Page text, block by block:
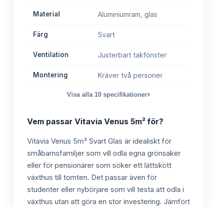
Material Aluminiumram, glas
Färg Svart
Ventilation Justerbart takfönster
Montering Kräver två personer
Visa alla 10 specifikationer›
Vem passar Vitavia Venus 5m² för?
Vitavia Venus 5m² Svart Glas är idealiskt för
småbarnsfamiljer som vill odla egna grönsaker
eller för pensionärer som söker ett lättskött
växthus till tomten. Det passar även för
studenter eller nybörjare som vill testa att odla i
växthus utan att göra en stor investering. Jämfört